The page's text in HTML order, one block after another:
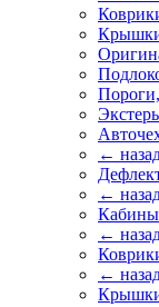
←
←
←
←